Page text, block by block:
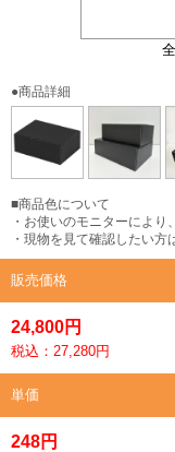
●商品詳細
■商品色について
・お使いのモニターにより
・現物を見て確認したい方
販売価格
24,800円
税込：27,280円
単価
248円